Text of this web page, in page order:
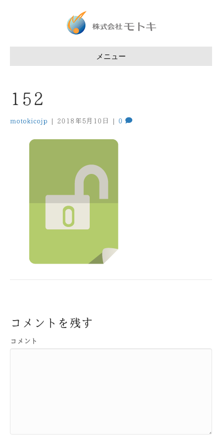
メニュー
152
motokicojp | 2018年5月10日 | 0
コメントを残す
コメント